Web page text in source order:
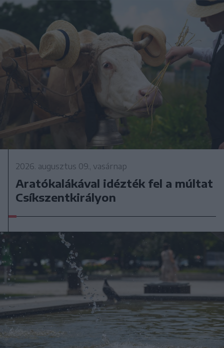
2026. augusztus 09., vasárnap
Aratókalákával idézték fel a múltat
Csíkszentkirályon